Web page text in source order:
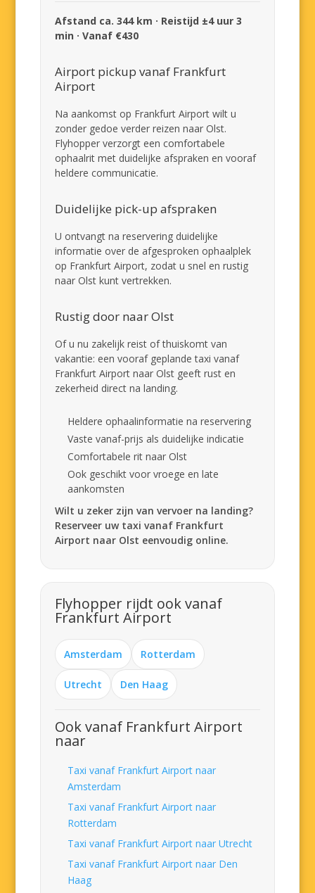
Afstand ca. 344 km · Reistijd ±4 uur 3
min · Vanaf €430
Airport pickup vanaf Frankfurt
Airport
Na aankomst op Frankfurt Airport wilt u
zonder gedoe verder reizen naar Olst.
Flyhopper verzorgt een comfortabele
ophaalrit met duidelijke afspraken en vooraf
heldere communicatie.
Duidelijke pick-up afspraken
U ontvangt na reservering duidelijke
informatie over de afgesproken ophaalplek
op Frankfurt Airport, zodat u snel en rustig
naar Olst kunt vertrekken.
Rustig door naar Olst
Of u nu zakelijk reist of thuiskomt van
vakantie: een vooraf geplande taxi vanaf
Frankfurt Airport naar Olst geeft rust en
zekerheid direct na landing.
Heldere ophaalinformatie na reservering
Vaste vanaf-prijs als duidelijke indicatie
Comfortabele rit naar Olst
Ook geschikt voor vroege en late
aankomsten
Wilt u zeker zijn van vervoer na landing?
Reserveer uw taxi vanaf Frankfurt
Airport naar Olst eenvoudig online.
Flyhopper rijdt ook vanaf
Frankfurt Airport
Amsterdam Rotterdam
Utrecht Den Haag
Ook vanaf Frankfurt Airport
naar
Taxi vanaf Frankfurt Airport naar
Amsterdam
Taxi vanaf Frankfurt Airport naar
Rotterdam
Taxi vanaf Frankfurt Airport naar Utrecht
Taxi vanaf Frankfurt Airport naar Den
Haag